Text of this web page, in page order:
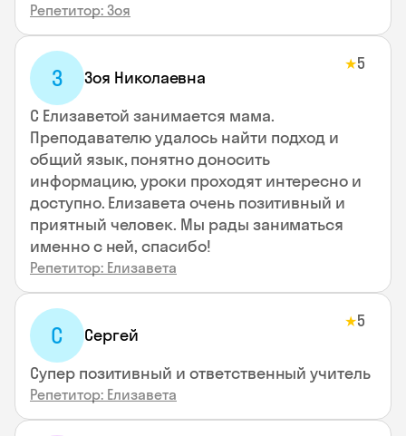
Репетитор: Зоя
З Зоя Николаевна
★5
С Елизаветой занимается мама.
Преподавателю удалось найти подход и
общий язык, понятно доносить
информацию, уроки проходят интересно и
доступно. Елизавета очень позитивный и
приятный человек. Мы рады заниматься
именно с ней, спасибо!
Репетитор: Елизавета
С Сергей
★5
Супер позитивный и ответственный учитель
Репетитор: Елизавета